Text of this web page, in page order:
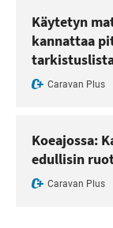
Käytetyn
kannattaa
Caravan Plus
Koeajossa:
edullisin
Caravan Plus